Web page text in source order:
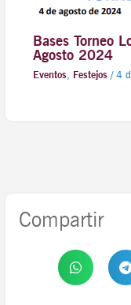
Bases Torneo
Agosto 2024
Eventos, Festejos/ 4
Compartir